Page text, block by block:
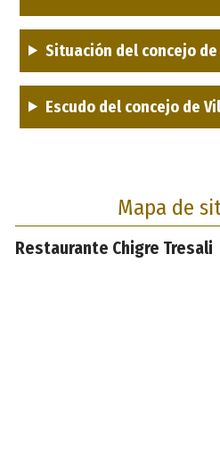
Situación del concejo
Escudo del concejo de
Mapa de
Restaurante Chigre Tresali